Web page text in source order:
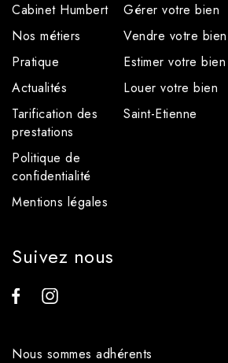
Cabinet Humbert
Nos métiers
Pratique
Actualités
Tarification des
prestations
Politique de
confidentialité
Mentions légales
Gérer votre bien
Vendre votre bien
Estimer votre bien
Louer votre bien
Saint-Etienne
Suivez nous
Nous sommes adhérents